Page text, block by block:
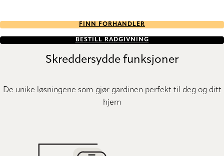
FINN FORHANDLER
BESTILL RÅDGIVNING
Skreddersydde funksjoner
De unike løsningene som gjør gardinen perfekt til deg og ditt
hjem